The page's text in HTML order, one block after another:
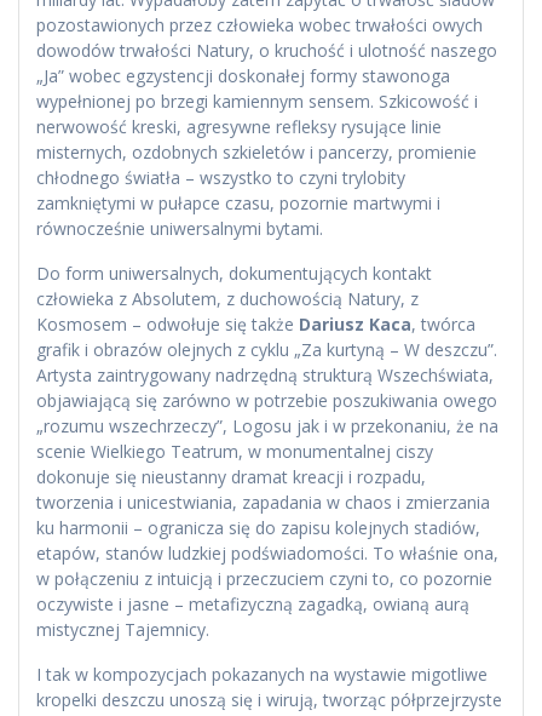
pozostawionych przez człowieka wobec trwałości owych
dowodów trwałości Natury, o kruchość i ulotność naszego
„Ja” wobec egzystencji doskonałej formy stawonoga
wypełnionej po brzegi kamiennym sensem. Szkicowość i
nerwowość kreski, agresywne refleksy rysujące linie
misternych, ozdobnych szkieletów i pancerzy, promienie
chłodnego światła – wszystko to czyni trylobity
zamkniętymi w pułapce czasu, pozornie martwymi i
równocześnie uniwersalnymi bytami.
Do form uniwersalnych, dokumentujących kontakt
człowieka z Absolutem, z duchowością Natury, z
Kosmosem – odwołuje się także Dariusz Kaca, twórca
grafik i obrazów olejnych z cyklu „Za kurtyną – W deszczu”.
Artysta zaintrygowany nadrzędną strukturą Wszechświata,
objawiającą się zarówno w potrzebie poszukiwania owego
„rozumu wszechrzeczy”, Logosu jak i w przekonaniu, że na
scenie Wielkiego Teatrum, w monumentalnej ciszy
dokonuje się nieustanny dramat kreacji i rozpadu,
tworzenia i unicestwiania, zapadania w chaos i zmierzania
ku harmonii – ogranicza się do zapisu kolejnych stadiów,
etapów, stanów ludzkiej podświadomości. To właśnie ona,
w połączeniu z intuicją i przeczuciem czyni to, co pozornie
oczywiste i jasne – metafizyczną zagadką, owianą aurą
mistycznej Tajemnicy.
I tak w kompozycjach pokazanych na wystawie migotliwe
kropelki deszczu unoszą się i wirują, tworząc półprzejrzyste